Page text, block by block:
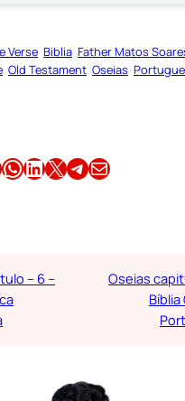
Verse Biblia Father Matos
Old Testament Oseias
Share this article on WhatsApp Share this article on LinkedIn Share this article on X Share this article on TelegramEmail this Article
– 6 –
Oseias